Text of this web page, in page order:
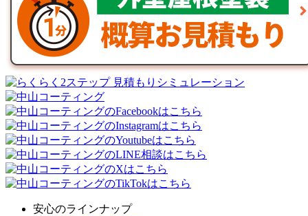
安心のラインナップ